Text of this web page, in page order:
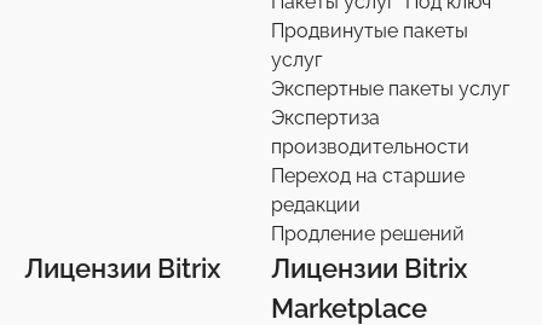
Продвинутые пакеты
услуг
Экспертные пакеты услуг
Экспертиза
производительности
Переход на старшие
редакции
Продление решений
Лицензии Bitrix
Лицензии Bitrix
Marketplace